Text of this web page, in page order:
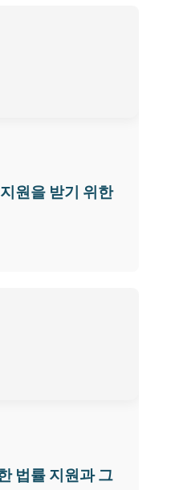
원을 받기 위한
법률 지원과 그